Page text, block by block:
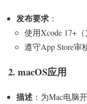
发布要求 ：
使用Xcode 17+（
遵守App Store审
2. macOS应用
描述 ：为Mac电脑